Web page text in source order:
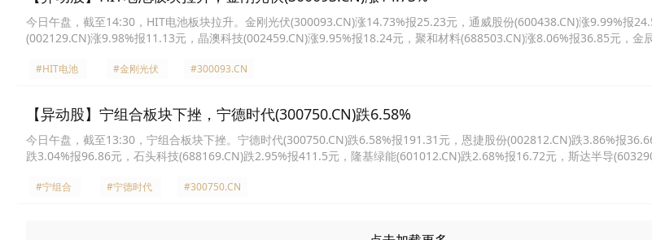
今日午盘，截至14:30，HIT电池板块拉升。金刚光伏(300093.CN)涨14.73%报25.23元，通威股份(600438.CN)涨9.99%报
(002129.CN)涨9.98%报11.13元，晶澳科技(002459.CN)涨9.95%报18.24元，聚和材料(688503.CN)涨8.06%报36.85元，金
#HIT电池 #金刚光伏 #300093.CN
【异动股】宁组合板块下挫，宁德时代(300750.CN)跌6.58%
今日午盘，截至13:30，宁组合板块下挫。宁德时代(300750.CN)跌6.58%报191.31元，恩捷股份(002812.CN)跌3.86%报
跌3.04%报96.86元，石头科技(688169.CN)跌2.95%报411.5元，隆基绿能(601012.CN)跌2.68%报16.72元，斯达半导
#宁组合 #宁德时代 #300750.CN